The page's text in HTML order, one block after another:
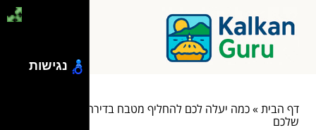
דף הבית»כמה יעלה לכם להחליף מטבח בדירה שהיא לא
שלכם
נגישות